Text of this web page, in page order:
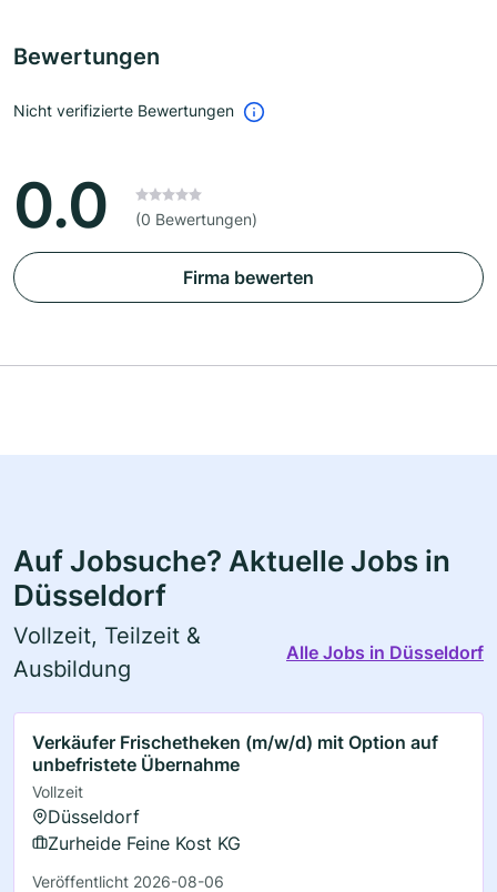
Bewertungen
Nicht verifizierte Bewertungen
0.0 (0 Bewertungen)
Firma bewerten
Auf Jobsuche? Aktuelle Jobs in
Düsseldorf
Vollzeit, Teilzeit &
Ausbildung
Alle Jobs in Düsseldorf
Verkäufer Frischetheken (m/w/d) mit Option auf
unbefristete Übernahme
Vollzeit
Düsseldorf
Zurheide Feine Kost KG
Veröffentlicht 2026-08-06